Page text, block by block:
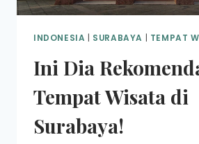
INDONESIA SURABAYA TEMPAT
Ini Dia
Tempat Wisata di
Surabaya!